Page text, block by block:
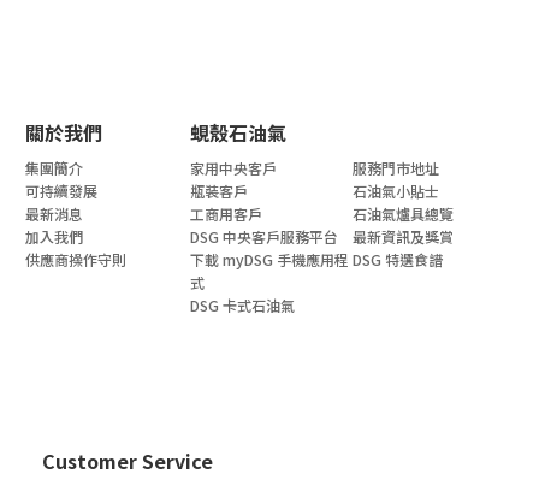
關於我們 蜆殼石油氣
集團簡介
可持續發展
最新消息
加入我們
供應商操作守則
家用中央客戶
瓶裝客戶
工商用客戶
DSG 中央客戶服務平台
下載 myDSG 手機應用程
式
DSG 卡式石油氣
服務門市地址
石油氣小貼士
石油氣爐具總覽
最新資訊及獎賞
DSG 特選食譜
Customer Service